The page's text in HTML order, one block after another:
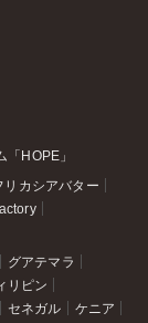
HOPE」
リカシアバター
グアテマラ
リピン
セネガル ケニア